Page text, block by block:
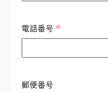
電話番号 ※
郵便番号